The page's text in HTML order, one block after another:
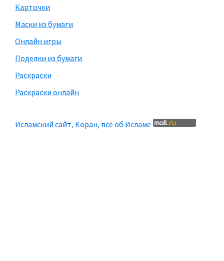
Карточки
Маски из бумаги
Онлайн игры
Поделки из бумаги
Раскраски
Раскраски онлайн
Исламский сайт, Коран, все об Исламе